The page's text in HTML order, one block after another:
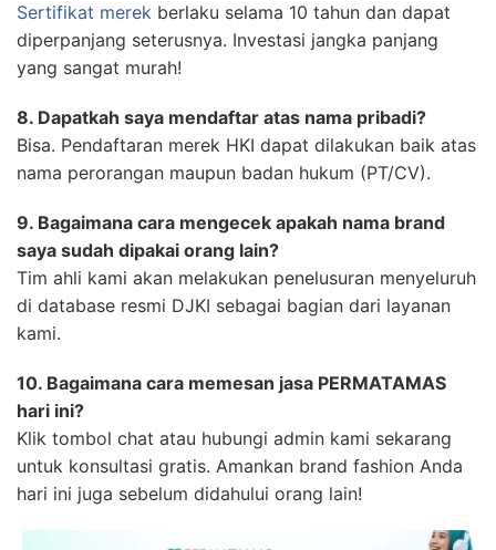
Sertifikat merek berlaku selama 10 tahun dan dapat
diperpanjang seterusnya. Investasi jangka panjang
yang sangat murah!
8. Dapatkah saya mendaftar atas nama pribadi?
Bisa. Pendaftaran merek HKI dapat dilakukan baik atas
nama perorangan maupun badan hukum (PT/CV).
9. Bagaimana cara mengecek apakah nama brand
saya sudah dipakai orang lain?
Tim ahli kami akan melakukan penelusuran menyeluruh
di database resmi DJKI sebagai bagian dari layanan
kami.
10. Bagaimana cara memesan jasa PERMATAMAS
hari ini?
Klik tombol chat atau hubungi admin kami sekarang
untuk konsultasi gratis. Amankan brand fashion Anda
hari ini juga sebelum didahului orang lain!